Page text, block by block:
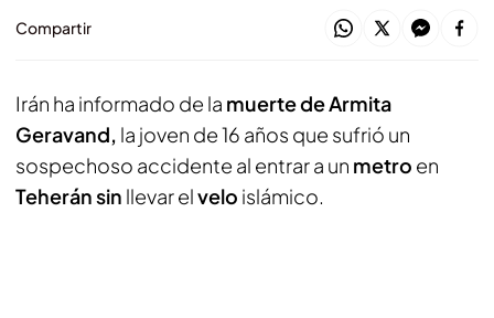
Compartir
Irán ha informado de la muerte de Armita
Geravand, la joven de 16 años que sufrió un
sospechoso accidente al entrar a un metro en
Teheránsin llevar elvelo islámico.